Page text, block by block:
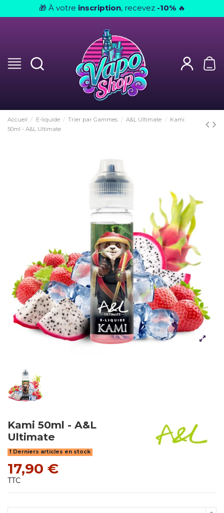
🎁 À votre inscription, recevez -10% 🔥
Accueil E-liquide Trier par Gammes A&L Ultimate
Kami
50ml - A&L Ultimate
Kami 50ml - A&L
Ultimate
Derniers articles en stock
17,90 €
TTC